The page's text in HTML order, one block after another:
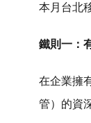
本月台北
鐵則一：
在企業擁
管）的資